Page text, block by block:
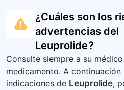
¿Cuáles son los
advertencias del
Leuprolide?
Consulte siempre a su
medicamento. A continuación
indicaciones de Leuprolide,